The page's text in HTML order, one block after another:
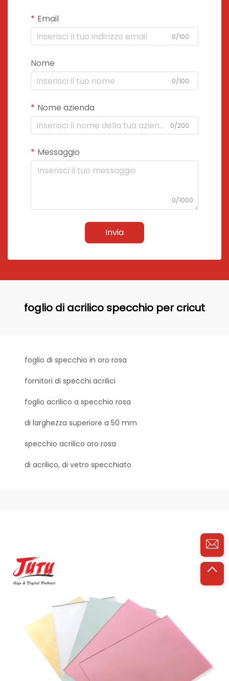
Email
0/100
Nome
0/100
Nome azienda
0/200
Messaggio
0/1000
Invia
foglio di acrilico specchio per cricut
foglio di specchio in oro rosa
fornitori di specchi acrilici
foglio acrilico a specchio rosa
di larghezza superiore a 50 mm
specchio acrilico oro rosa
di acrilico, di vetro specchiato